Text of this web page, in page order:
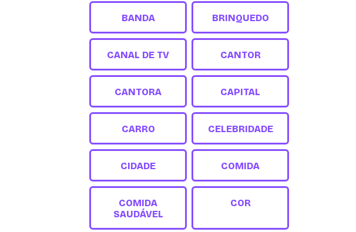
BANDA BRINQUEDO
CANAL DE TV CANTOR
CANTORA CAPITAL
CARRO CELEBRIDADE
CIDADE COMIDA
COMIDA
SAUDÁVEL
COR